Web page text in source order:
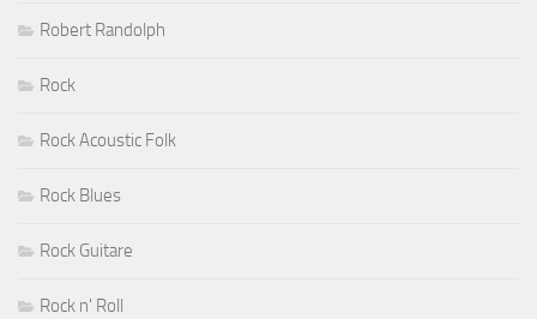
Robert Randolph
Rock
Rock Acoustic Folk
Rock Blues
Rock Guitare
Rock n' Roll